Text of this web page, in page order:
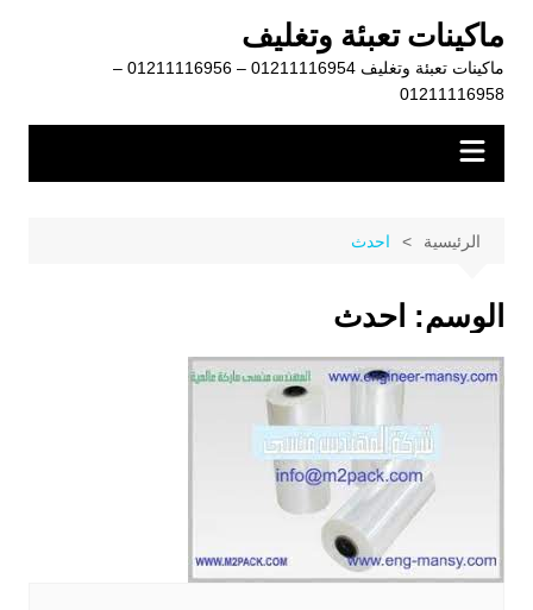
المحتوى
ماكينات تعبئة وتغليف
ماكينات تعبئة وتغليف 01211116954 – 01211116956 –
01211116958
الرئيسية احدث
الوسم: احدث